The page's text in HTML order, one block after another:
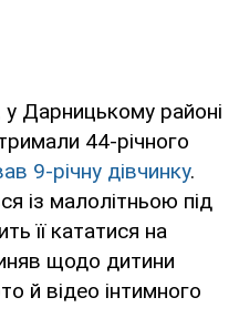
Дарницькому районі
44-річного
9-річну дівчинку.
із малолітньою під
її кататися на
щодо дитини
й відео інтимного